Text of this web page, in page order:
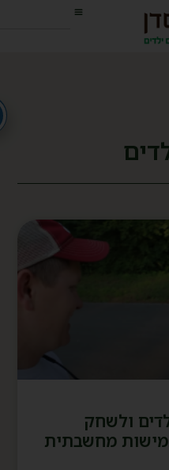
ולשחק
מחשבתית